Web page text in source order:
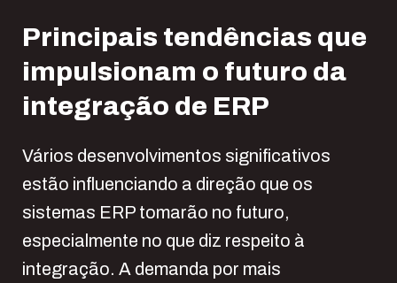
Principais tendências que
impulsionam o futuro da
integração de ERP
Vários desenvolvimentos significativos
estão influenciando a direção que os
sistemas ERP tomarão no futuro,
especialmente no que diz respeito à
integração. A demanda por mais